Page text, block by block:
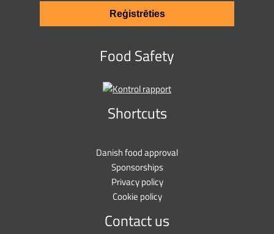
Reģistrēties
Food Safety
Shortcuts
Danish food approval
Sponsorships
Privacy policy
Cookie policy
Contact us